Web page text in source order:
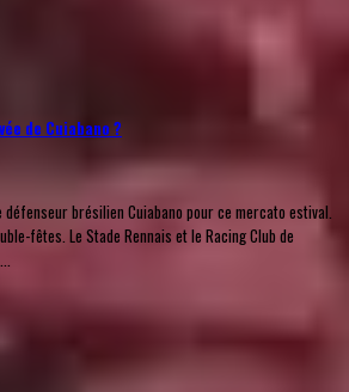
de Cuiabano ?
brésilien Cuiabano pour ce mercato estival.
fêtes. Le Stade Rennais et le Racing Club de